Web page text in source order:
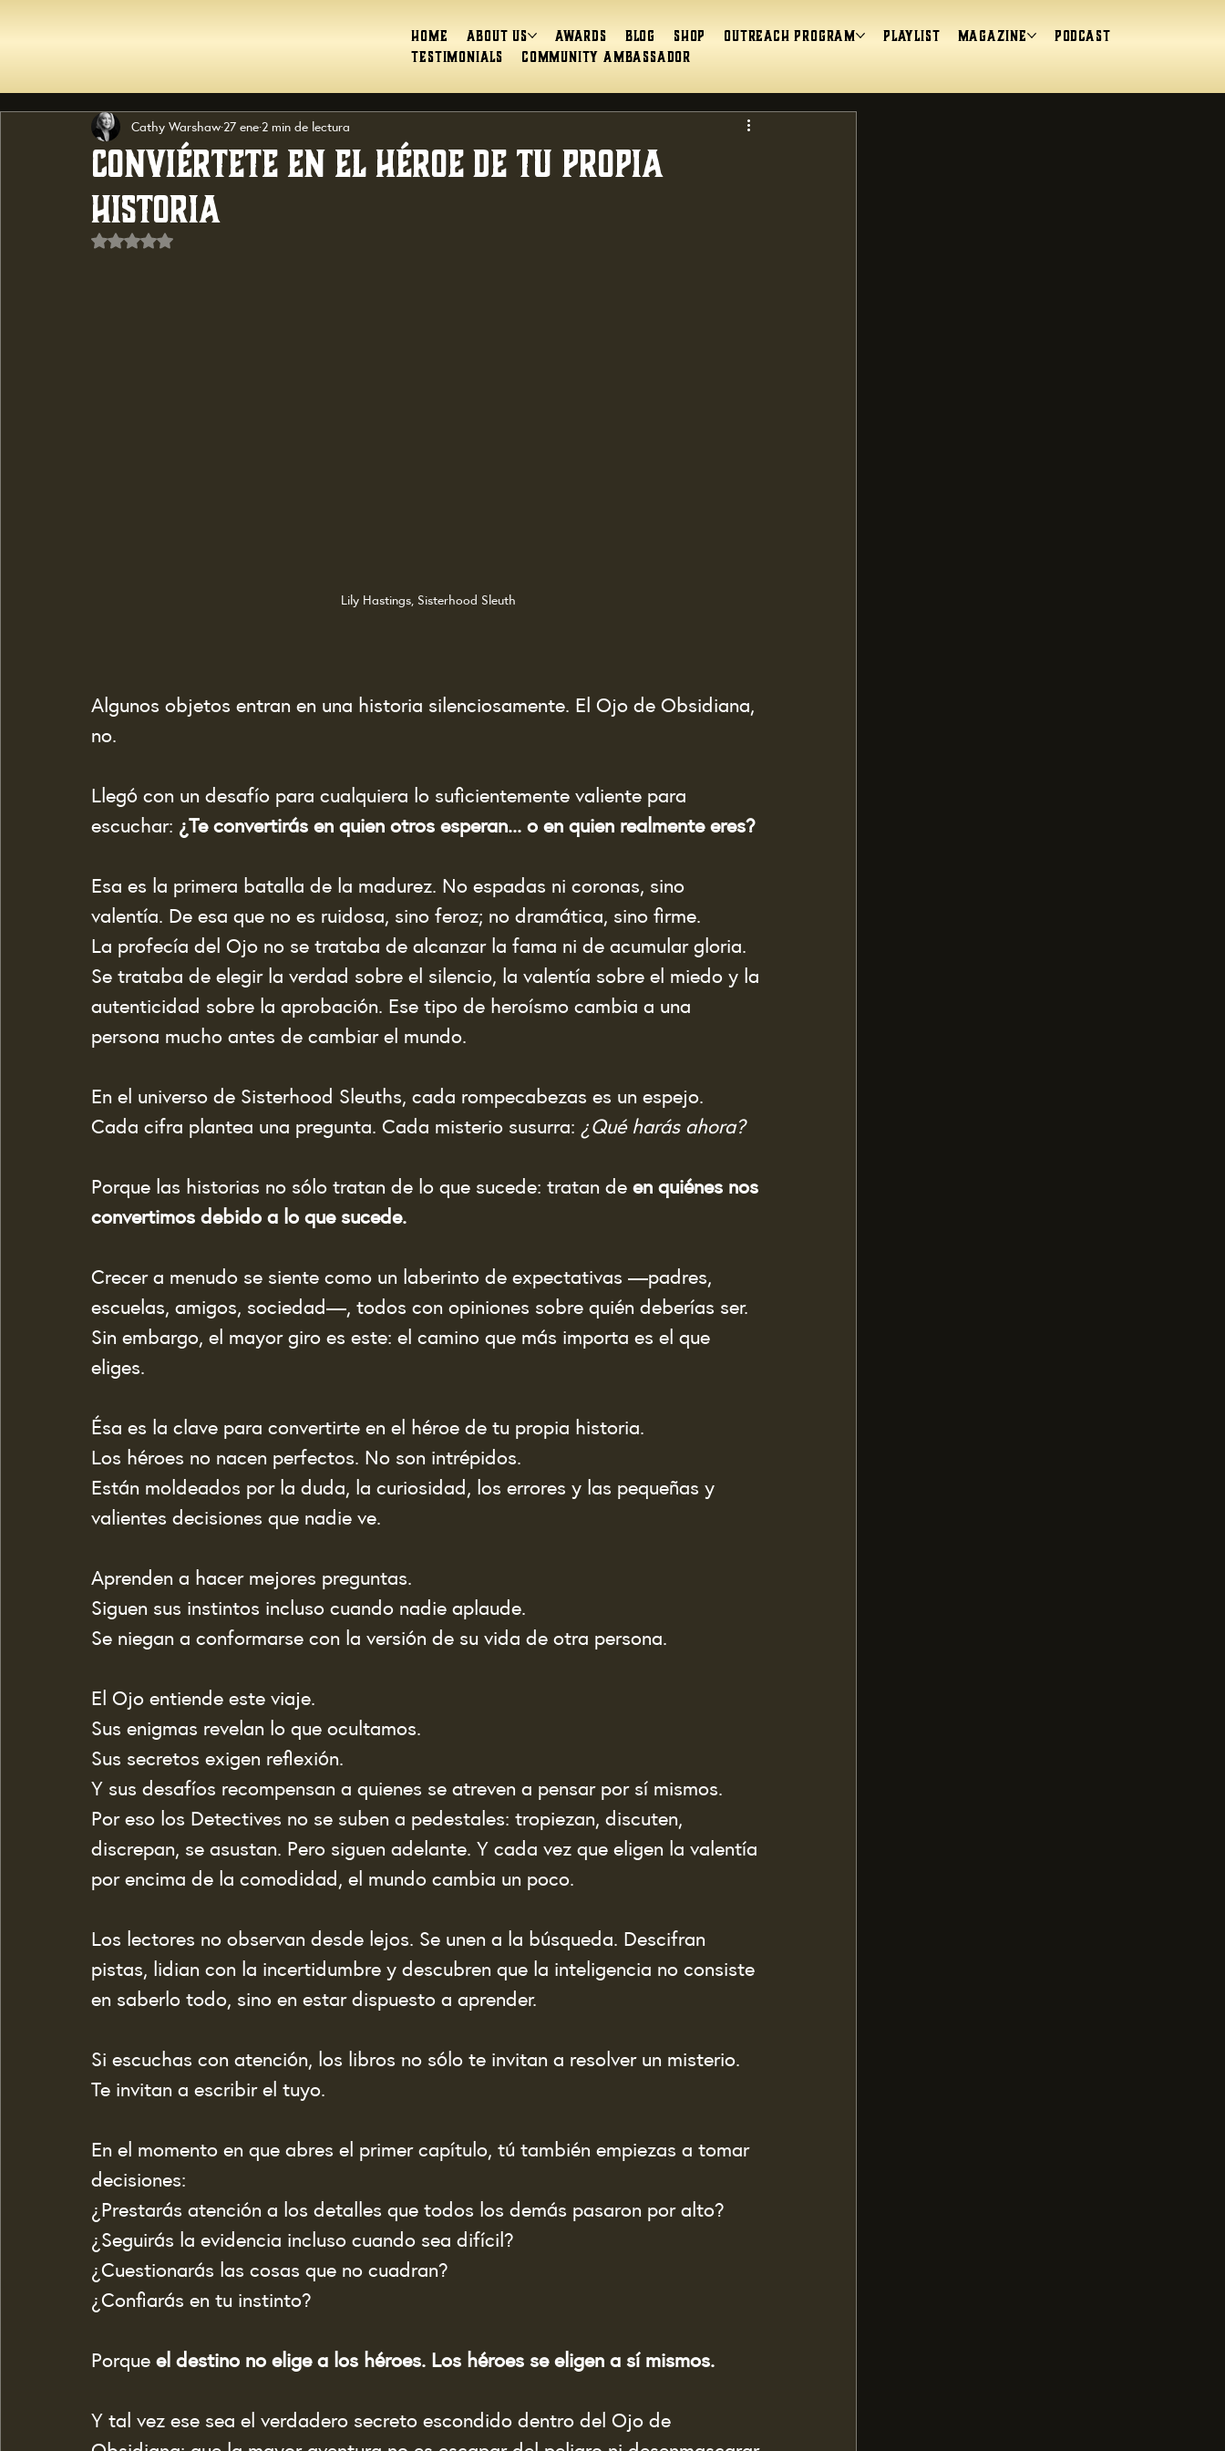
Home About Us Awards Blog Shop Outreach Program Playlist magazine
Podcast
Testimonials
Community Ambassador
Conviértete en el héroe de tu propia
historia
Cathy Warshaw 27 ene 2 min de lectura
Obtuvo NaN de 5 estrellas.
Lily Hastings, Sisterhood Sleuth
Algunos objetos entran en una historia silenciosamente. El Ojo de Obsidiana,
no.
Llegó con un desafío para cualquiera lo suficientemente valiente para
escuchar: ¿Te convertirás en quien otros esperan... o en quien realmente eres?
Esa es la primera batalla de la madurez. No espadas ni coronas, sino
valentía. De esa que no es ruidosa, sino feroz; no dramática, sino firme.
La profecía del Ojo no se trataba de alcanzar la fama ni de acumular gloria.
Se trataba de elegir la verdad sobre el silencio, la valentía sobre el miedo y la
autenticidad sobre la aprobación. Ese tipo de heroísmo cambia a una
persona mucho antes de cambiar el mundo.
En el universo de Sisterhood Sleuths, cada rompecabezas es un espejo.
Cada cifra plantea una pregunta. Cada misterio susurra: ¿Qué harás ahora?
Porque las historias no sólo tratan de lo que sucede: tratan de en quiénes nos
convertimos debido a lo que sucede.
Crecer a menudo se siente como un laberinto de expectativas —padres,
escuelas, amigos, sociedad—, todos con opiniones sobre quién deberías ser.
Sin embargo, el mayor giro es este: el camino que más importa es el que
eliges.
Ésa es la clave para convertirte en el héroe de tu propia historia.
Los héroes no nacen perfectos. No son intrépidos.
Están moldeados por la duda, la curiosidad, los errores y las pequeñas y
valientes decisiones que nadie ve.
Aprenden a hacer mejores preguntas.
Siguen sus instintos incluso cuando nadie aplaude.
Se niegan a conformarse con la versión de su vida de otra persona.
El Ojo entiende este viaje.
Sus enigmas revelan lo que ocultamos.
Sus secretos exigen reflexión.
Y sus desafíos recompensan a quienes se atreven a pensar por sí mismos.
Por eso los Detectives no se suben a pedestales: tropiezan, discuten,
discrepan, se asustan. Pero siguen adelante. Y cada vez que eligen la valentía
por encima de la comodidad, el mundo cambia un poco.
Los lectores no observan desde lejos. Se unen a la búsqueda. Descifran
pistas, lidian con la incertidumbre y descubren que la inteligencia no consiste
en saberlo todo, sino en estar dispuesto a aprender.
Si escuchas con atención, los libros no sólo te invitan a resolver un misterio.
Te invitan a escribir el tuyo.
En el momento en que abres el primer capítulo, tú también empiezas a tomar
decisiones:
¿Prestarás atención a los detalles que todos los demás pasaron por alto?
¿Seguirás la evidencia incluso cuando sea difícil?
¿Cuestionarás las cosas que no cuadran?
¿Confiarás en tu instinto?
Porque el destino no elige a los héroes. Los héroes se eligen a sí mismos.
Y tal vez ese sea el verdadero secreto escondido dentro del Ojo de